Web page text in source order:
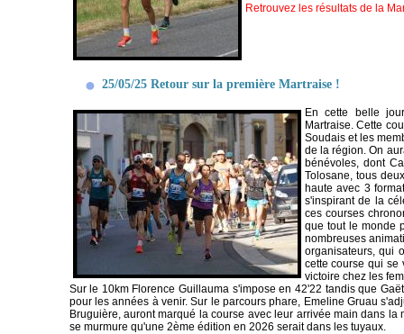
Retrouvez les résultats de la
25/05/25 Retour sur la première Martraise !
En cette belle
Martraise. Cette
Soudais et les
de la région. On
bénévoles, dont
Tolosane, tous
haute avec 3
s'inspirant de la
ces courses
que tout le monde
nombreuses
organisateurs, qui
cette course qui se
victoire chez les
Sur le 10km Florence Guillauma s'impose en 42'22 tandis que
pour les années à venir. Sur le parcours phare, Emeline Gruau
Bruguière, auront marqué la course avec leur arrivée main dans
se murmure qu'une 2ème édition en 2026 serait dans les tuyaux.